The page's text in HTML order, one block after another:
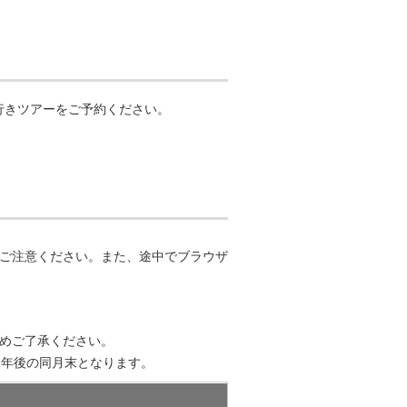
ツアーをご予約ください。
注意ください。また、途中でブラウザ
ご了承ください。
後の同月末となります。